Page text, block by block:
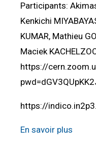
Participants:
Kenkichi
KUMAR, Mathieu
Maciek
https://
https://
En savoir plus